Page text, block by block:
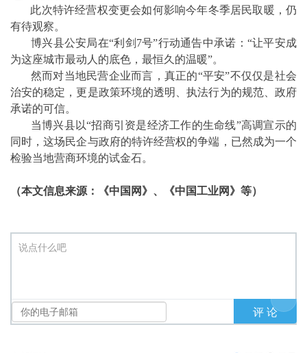
此次特许经营权变更会如何影响今年冬季居民取暖，仍
有待观察。
博兴县公安局在“利剑7号”行动通告中承诺：“让平安成
为这座城市最动人的底色，最恒久的温暖”。
然而对当地民营企业而言，真正的“平安”不仅仅是社会
治安的稳定，更是政策环境的透明、执法行为的规范、政府
承诺的可信。
当博兴县以“招商引资是经济工作的生命线”高调宣示的
同时，这场民企与政府的特许经营权的争端，已然成为一个
检验当地营商环境的试金石。
（本文信息来源：《中国网》、《中国工业网》等）
说点什么吧